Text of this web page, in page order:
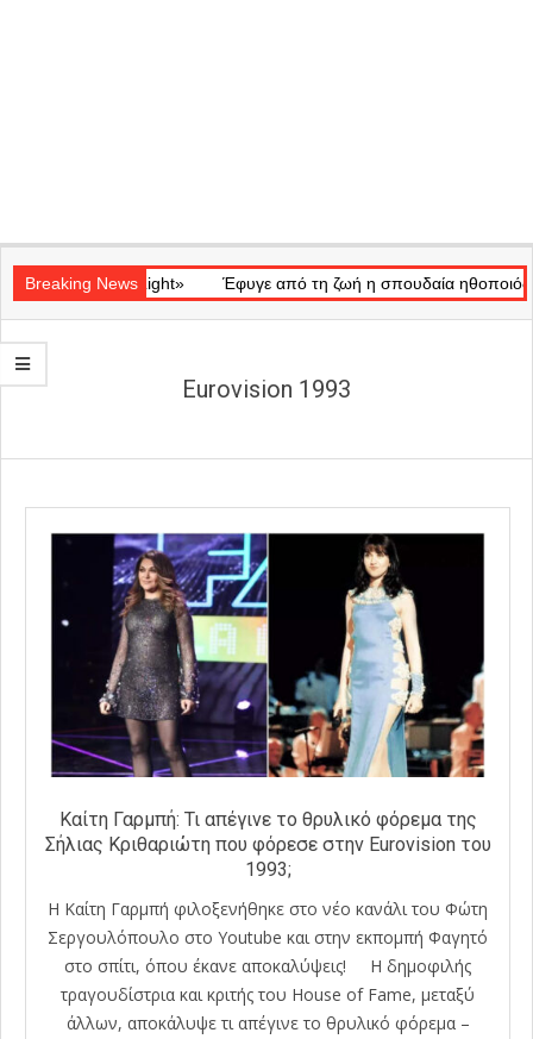
Navigation
Menu
Breaking News
«Ray of Light» Έφυγε από τη ζωή η σπουδαία ηθοποιός
Eurovision 1993
Καίτη Γαρμπή: Τι απέγινε το θρυλικό φόρεμα της
Σήλιας Κριθαριώτη που φόρεσε στην Eurovision του
1993;
Η Καίτη Γαρμπή φιλοξενήθηκε στο νέο κανάλι του Φώτη
Σεργουλόπουλο στο Youtube και στην εκπομπή Φαγητό
στο σπίτι, όπου έκανε αποκαλύψεις! Η δημοφιλής
τραγουδίστρια και κριτής του House of Fame, μεταξύ
άλλων, αποκάλυψε τι απέγινε το θρυλικό φόρεμα –